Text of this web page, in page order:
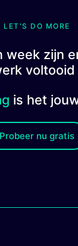
LET'S DO MORE
week zijn
voltooid
is het
Probeer nu gratis